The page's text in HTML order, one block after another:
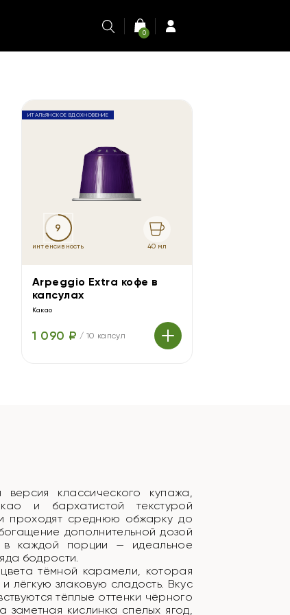
0
ИТАЛЬЯНСКОЕ ВДОХНОВЕНИЕ
9
интенсивность 40 мл
Arpeggio Extra кофе в
капсулах
Какао
1 090 ₽ / 10 капсул
классического купажа,
и бархатистой текстурой
проходят среднюю обжарку до
дополнительной дозой
каждой порции — идеальное
бодрости.
тёмной карамели, которая
лёгкую злаковую сладость. Вкус
тёплые оттенки чёрного
кислинка спелых ягод,